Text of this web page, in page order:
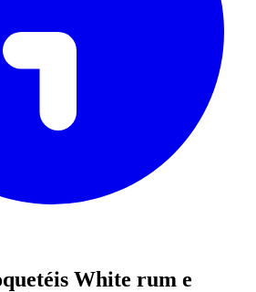
White rum e